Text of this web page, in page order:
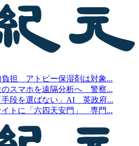
負担 アトピー保湿剤は対象...
のスマホを遠隔分析へ 警察...
手段を選ばない」AI 英政府...
イトに「六四天安門」 専門...